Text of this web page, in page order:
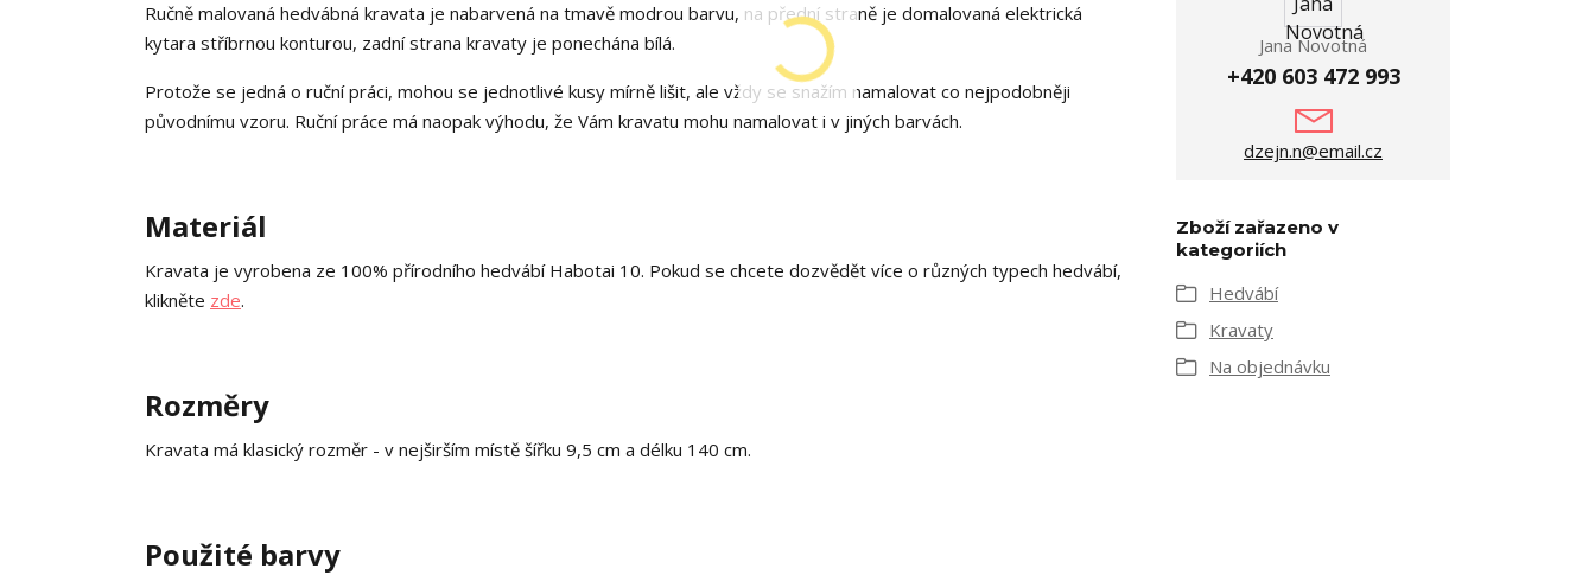
Ručně malovaná hedvábná kravata je nabarvená na tmavě modrou barvu, na přední straně je domalovaná elektrická
kytara stříbrnou konturou, zadní strana kravaty je ponechána bílá.
Protože se jedná o ruční práci, mohou se jednotlivé kusy mírně lišit, ale vždy se snažím namalovat co nejpodobněji
původnímu vzoru. Ruční práce má naopak výhodu, že Vám kravatu mohu namalovat i v jiných barvách.
Materiál
Kravata je vyrobena ze 100% přírodního hedvábí Habotai 10. Pokud se chcete dozvědět více o různých typech hedvábí,
klikněte zde.
Rozměry
Kravata má klasický rozměr - v nejširším místě šířku 9,5 cm a délku 140 cm.
Použité barvy
Jana Novotná
+420 603 472 993
dzejn.n@email.cz
Zboží zařazeno v
kategoriích
Hedvábí
Kravaty
Na objednávku